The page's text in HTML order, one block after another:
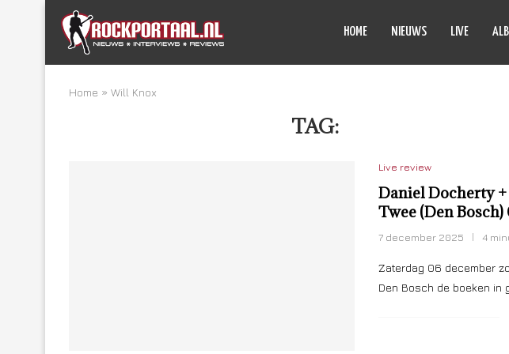
HOME NIEUWS LIVE
Home » Will Knox
TAG:
Live review
Daniel Docherty
Twee (Den
7 december 2025 4
Zaterdag 06 december
Den Bosch de boeken in